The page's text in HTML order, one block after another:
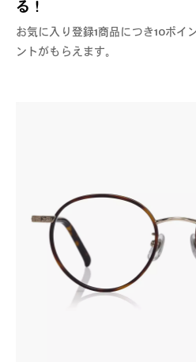
る！
お気に入り登録1商品につき10ポイ
ントがもらえます。